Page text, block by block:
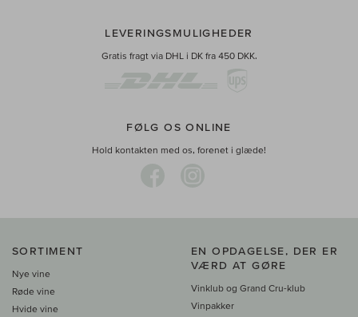
LEVERINGSMULIGHEDER
Gratis fragt via DHL i DK fra 450 DKK.
FØLG OS ONLINE
Hold kontakten med os, forenet i glæde!
SORTIMENT
Nye vine
Røde vine
Hvide vine
EN OPDAGELSE, DER ER
VÆRD AT GØRE
Vinklub og Grand Cru-klub
Vinpakker